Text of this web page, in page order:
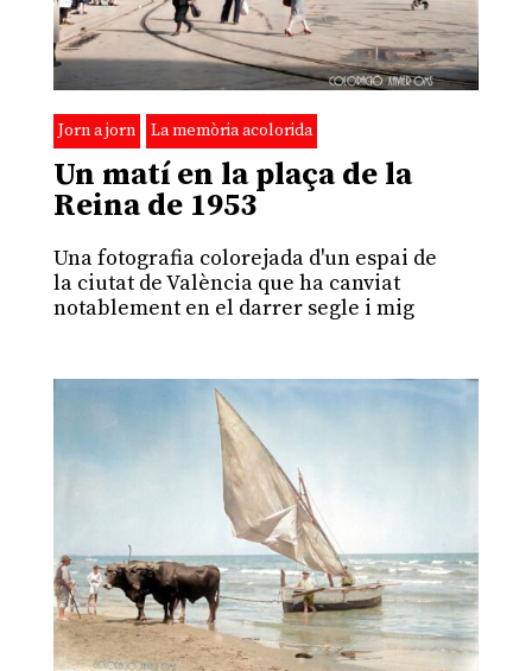
Jorn a jorn La memòria acolorida
Un matí en la plaça de la
Reina de 1953
Una fotografia colorejada d'un espai de
la ciutat de València que ha canviat
notablement en el darrer segle i mig